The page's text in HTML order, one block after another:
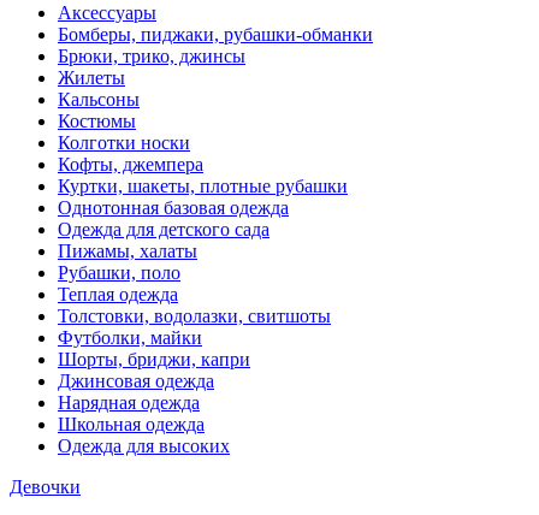
Аксессуары
Бомберы, пиджаки, рубашки-обманки
Брюки, трико, джинсы
Жилеты
Кальсоны
Костюмы
Колготки носки
Кофты, джемпера
Куртки, шакеты, плотные рубашки
Однотонная базовая одежда
Одежда для детского сада
Пижамы, халаты
Рубашки, поло
Теплая одежда
Толстовки, водолазки, свитшоты
Футболки, майки
Шорты, бриджи, капри
Джинсовая одежда
Нарядная одежда
Школьная одежда
Одежда для высоких
Девочки